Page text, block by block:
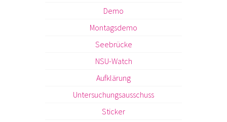
Demo
Montagsdemo
Seebrücke
NSU-Watch
Aufklärung
Untersuchungsausschuss
Sticker